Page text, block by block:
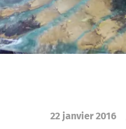
22 janvier 2016